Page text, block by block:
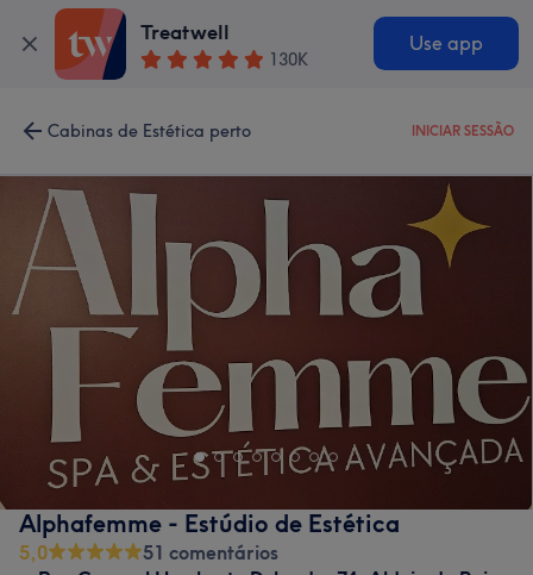
Treatwell
130K
Use app
Cabinas de Estética perto INICIAR SESSÃO
Alphafemme - Estúdio de Estética
5,0
51 comentários